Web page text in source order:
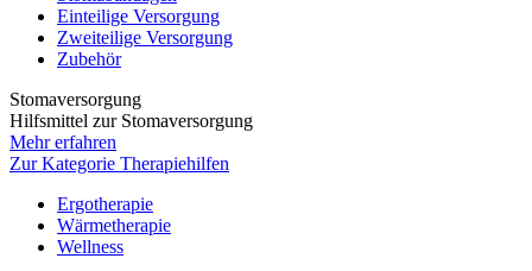
Einteilige Versorgung
Zweiteilige Versorgung
Zubehör
Stomaversorgung
Hilfsmittel zur Stomaversorgung
Mehr erfahren
Zur Kategorie Therapiehilfen
Ergotherapie
Wärmetherapie
Wellness